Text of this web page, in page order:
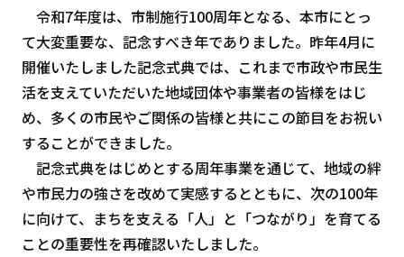
令和7年度は、市制施行100周年となる、本市にとっ
て大変重要な、記念すべき年でありました。昨年4月に
開催いたしました記念式典では、これまで市政や市民生
活を支えていただいた地域団体や事業者の皆様をはじ
め、多くの市民やご関係の皆様と共にこの節目をお祝い
することができました。
記念式典をはじめとする周年事業を通じて、地域の絆
や市民力の強さを改めて実感するとともに、次の100年
に向けて、まちを支える「人」と「つながり」を育てる
ことの重要性を再確認いたしました。